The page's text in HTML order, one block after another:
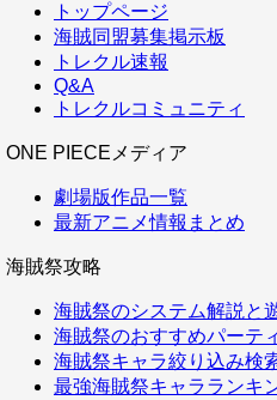
トップページ
海賊同盟募集掲示板
トレクル速報
Q&A
トレクルコミュニティ
ONE PIECEメディア
劇場版作品一覧
最新アニメ情報まとめ
海賊祭攻略
海賊祭のシステム解説と
海賊祭のおすすめパーテ
海賊祭キャラ絞り込み検
最強海賊祭キャラランキ